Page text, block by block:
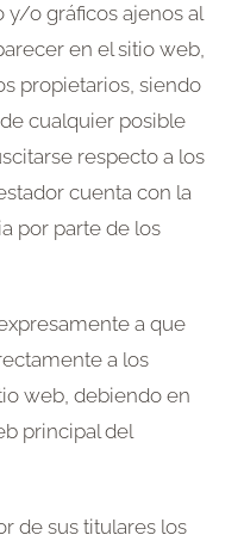
y/o gráficos ajenos al
en el sitio web,
propietarios, siendo
cualquier posible
respecto a los
cuenta con la
por parte de los
a que
a los
web, debiendo en
principal del
de sus titulares los